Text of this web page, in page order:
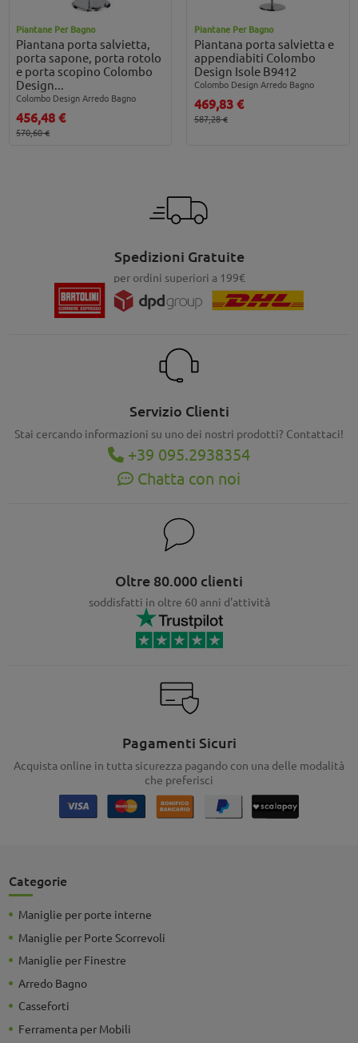
Piantane Per Bagno
Piantana porta salvietta,
porta sapone, porta rotolo
e porta scopino Colombo
Design...
Colombo Design Arredo Bagno
456,48 €
570,60 €
Piantane Per Bagno
Piantana porta salvietta e
appendiabiti Colombo
Design Isole B9412
Colombo Design Arredo Bagno
469,83 €
587,28 €
Spedizioni Gratuite
per ordini superiori a 199€
Servizio Clienti
Stai cercando informazioni su uno dei nostri prodotti? Contattaci!
+39 095.2938354
Chatta con noi
Oltre 80.000 clienti
soddisfatti in oltre 60 anni d'attività
Pagamenti Sicuri
Acquista online in tutta sicurezza pagando con una delle modalità
che preferisci
Categorie
Maniglie per porte interne
Maniglie per Porte Scorrevoli
Maniglie per Finestre
Arredo Bagno
Casseforti
Ferramenta per Mobili